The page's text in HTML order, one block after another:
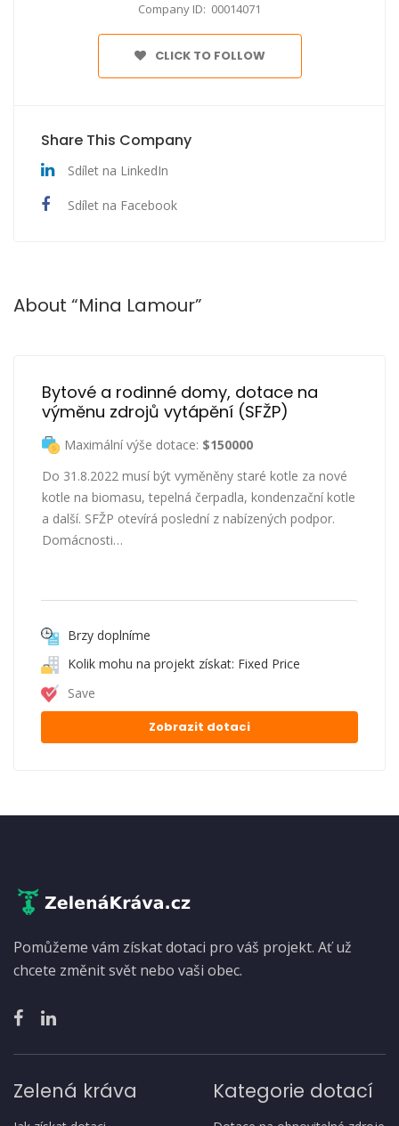
Company ID: 00014071
CLICK TO FOLLOW
Share This Company
Sdílet na LinkedIn
Sdílet na Facebook
About “Mina Lamour”
Bytové a rodinné domy, dotace na
výměnu zdrojů vytápění (SFŽP)
Maximální výše dotace: $150000
Do 31.8.2022 musí být vyměněny staré kotle za nové
kotle na biomasu, tepelná čerpadla, kondenzační kotle
a další. SFŽP otevírá poslední z nabízených podpor.
Domácnosti…
Brzy doplníme
Kolik mohu na projekt získat: Fixed Price
Save
Zobrazit dotaci
Pomůžeme vám získat dotaci pro váš projekt. Ať už
chcete změnit svět nebo vaši obec.
Zelená kráva Kategorie dotací